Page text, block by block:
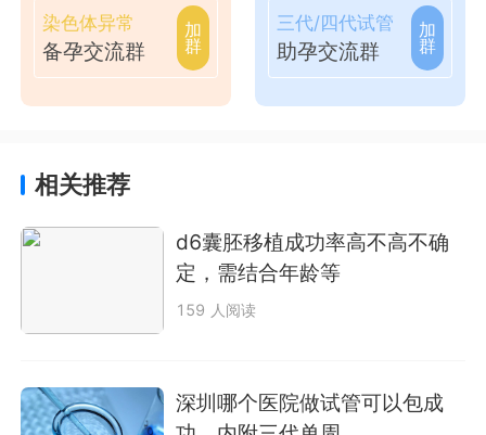
染色体异常
备孕交流群
加
群
三代/四代试管
助孕交流群
加
群
相关推荐
d6囊胚移植成功率高不高不确
定，需结合年龄等
159 人阅读
深圳哪个医院做试管可以包成